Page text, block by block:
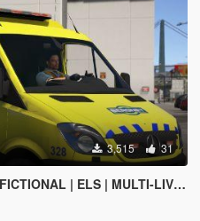
3,515 31
| ELS | MULTI-LIVERY]